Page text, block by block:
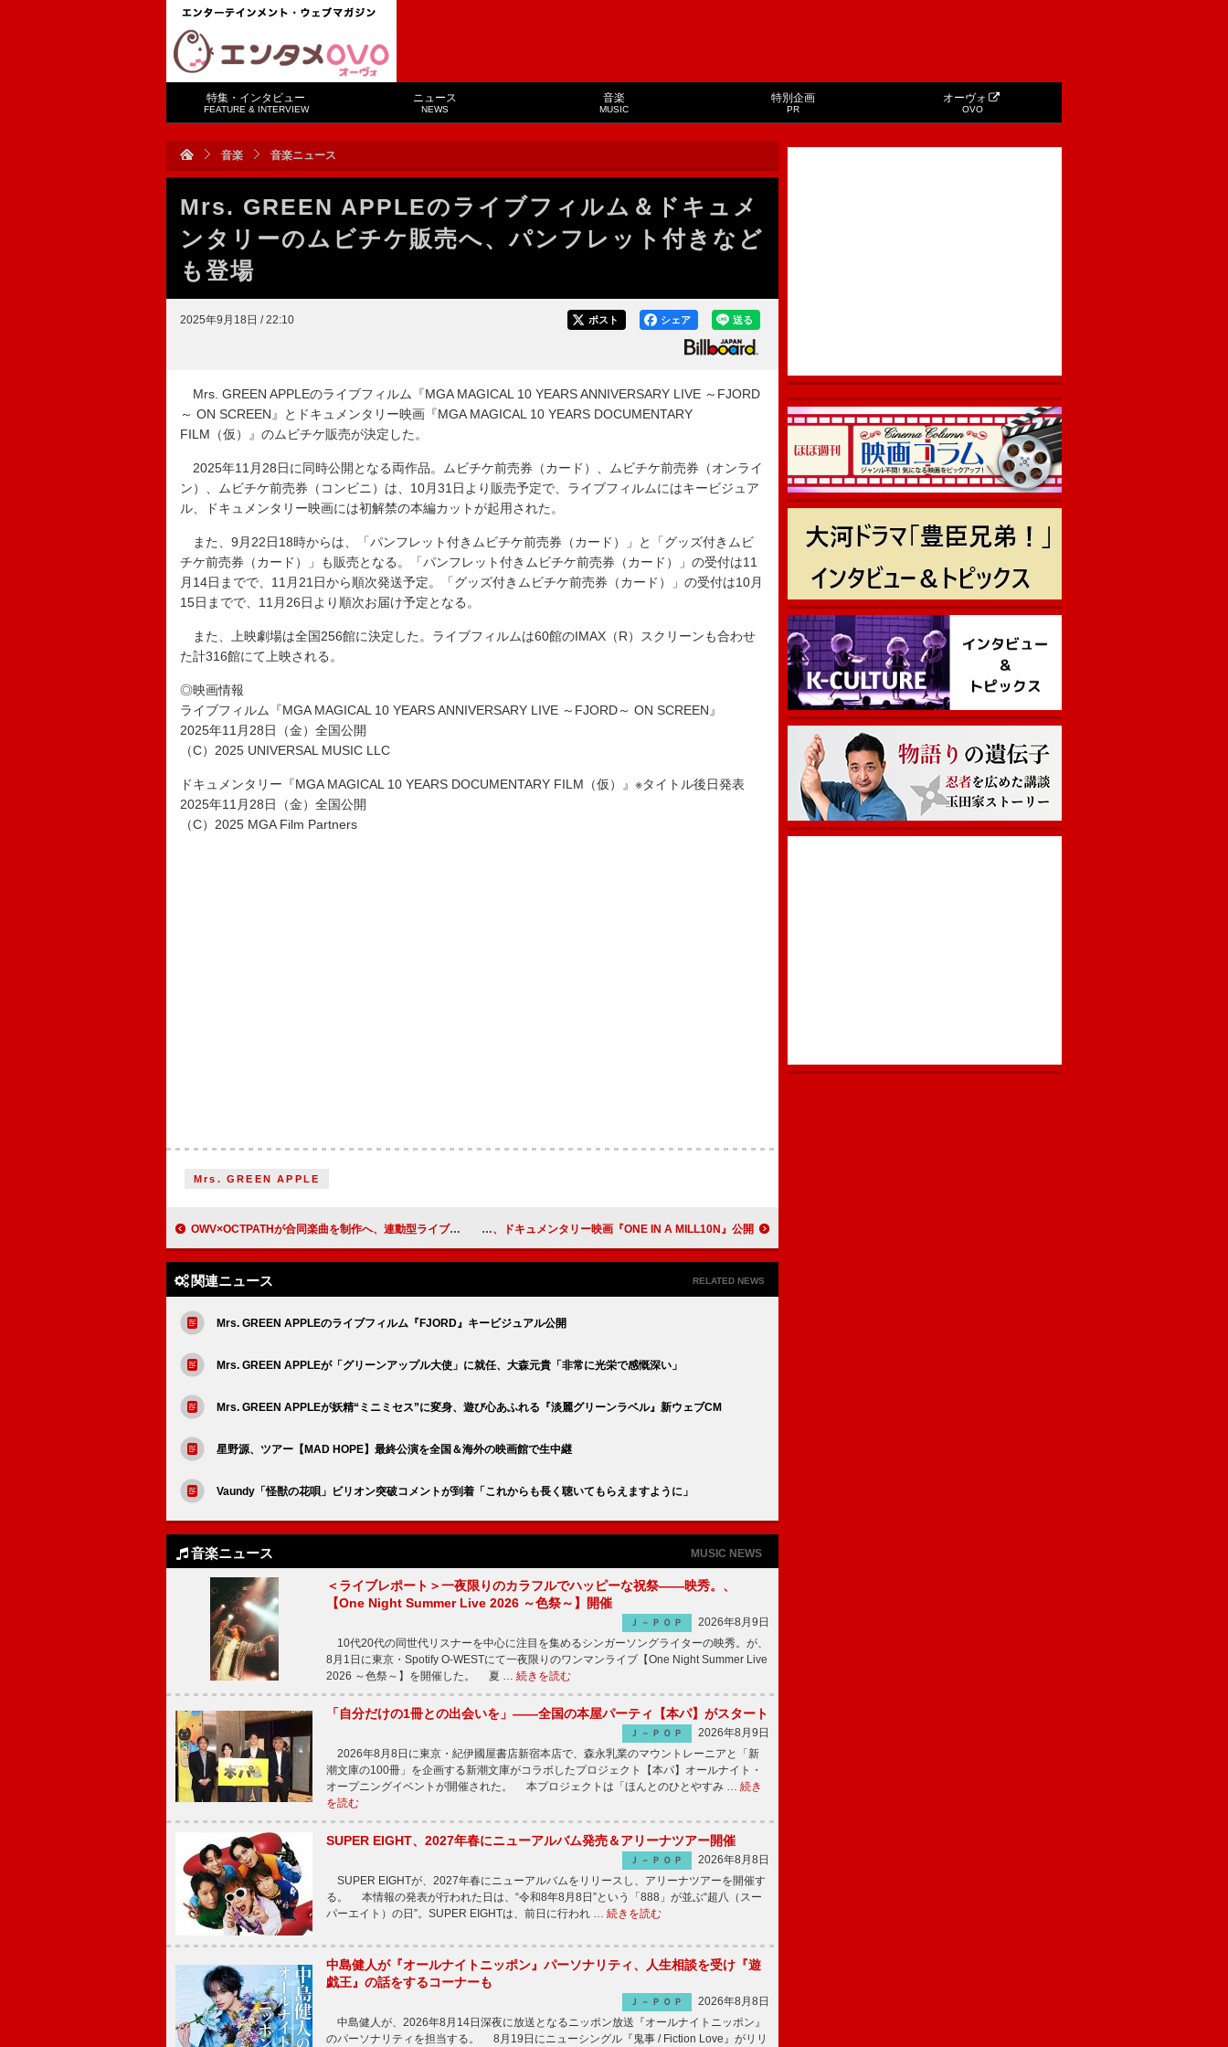
特集・インタビュー
FEATURE & INTERVIEW
ニュース
NEWS
音楽
MUSIC
特別企画
PR
オーヴォ
OVO
音楽 音楽ニュース
Mrs. GREEN APPLEのライブフィルム＆ドキュメ
ンタリーのムビチケ販売へ、パンフレット付きなど
も登場
2025年9月18日 / 22:10 送る
シェア
ポスト
Mrs. GREEN APPLEのライブフィルム『MGA MAGICAL 10 YEARS ANNIVERSARY LIVE ～FJORD
～ ON SCREEN』とドキュメンタリー映画『MGA MAGICAL 10 YEARS DOCUMENTARY
FILM（仮）』のムビチケ販売が決定した。
2025年11月28日に同時公開となる両作品。ムビチケ前売券（カード）、ムビチケ前売券（オンライ
ン）、ムビチケ前売券（コンビニ）は、10月31日より販売予定で、ライブフィルムにはキービジュア
ル、ドキュメンタリー映画には初解禁の本編カットが起用された。
また、9月22日18時からは、「パンフレット付きムビチケ前売券（カード）」と「グッズ付きムビ
チケ前売券（カード）」も販売となる。「パンフレット付きムビチケ前売券（カード）」の受付は11
月14日までで、11月21日から順次発送予定。「グッズ付きムビチケ前売券（カード）」の受付は10月
15日までで、11月26日より順次お届け予定となる。
また、上映劇場は全国256館に決定した。ライブフィルムは60館のIMAX（R）スクリーンも合わせ
た計316館にて上映される。
◎映画情報
ライブフィルム『MGA MAGICAL 10 YEARS ANNIVERSARY LIVE ～FJORD～ ON SCREEN』
2025年11月28日（金）全国公開
（C）2025 UNIVERSAL MUSIC LLC
ドキュメンタリー『MGA MAGICAL 10 YEARS DOCUMENTARY FILM（仮）』※タイトル後日発表
2025年11月28日（金）全国公開
（C）2025 MGA Film Partners
Mrs. GREEN APPLE
OWV×OCTPATHが合同楽曲を制作へ、連動型ライブへ向け毎週生配信 TWICEのデビュー10周年記念、ドキュメンタリー映画『ONE IN A MILL10N』公開
関連ニュース RELATED NEWS
Mrs. GREEN APPLEのライブフィルム『FJORD』キービジュアル公開
Mrs. GREEN APPLEが「グリーンアップル大使」に就任、大森元貴「非常に光栄で感慨深い」
Mrs. GREEN APPLEが妖精“ミニミセス”に変身、遊び心あふれる『淡麗グリーンラベル』新ウェブCM
星野源、ツアー【MAD HOPE】最終公演を全国＆海外の映画館で生中継
Vaundy「怪獣の花唄」ビリオン突破コメントが到着「これからも長く聴いてもらえますように」
音楽ニュース MUSIC NEWS
＜ライブレポート＞一夜限りのカラフルでハッピーな祝祭――映秀。、
【One Night Summer Live 2026 ～色祭～】開催
Ｊ－ＰＯＰ
2026年8月9日
10代20代の同世代リスナーを中心に注目を集めるシンガーソングライターの映秀。が、
8月1日に東京・Spotify O-WESTにて一夜限りのワンマンライブ【One Night Summer Live
2026 ～色祭～】を開催した。 夏 … 続きを読む
「自分だけの1冊との出会いを」――全国の本屋パーティ【本パ】がスタート
Ｊ－ＰＯＰ
2026年8月9日
2026年8月8日に東京・紀伊國屋書店新宿本店で、森永乳業のマウントレーニアと「新
潮文庫の100冊」を企画する新潮文庫がコラボしたプロジェクト【本パ】オールナイト・
オープニングイベントが開催された。 本プロジェクトは「ほんとのひとやすみ … 続き
を読む
SUPER EIGHT、2027年春にニューアルバム発売＆アリーナツアー開催
Ｊ－ＰＯＰ
2026年8月8日
SUPER EIGHTが、2027年春にニューアルバムをリリースし、アリーナツアーを開催す
る。 本情報の発表が行われた日は、“令和8年8月8日”という「888」が並ぶ“超八（スー
パーエイト）の日”。SUPER EIGHTは、前日に行われ … 続きを読む
中島健人が『オールナイトニッポン』パーソナリティ、人生相談を受け『遊
戯王』の話をするコーナーも
Ｊ－ＰＯＰ
2026年8月8日
中島健人が、2026年8月14日深夜に放送となるニッポン放送『オールナイトニッポン』
のパーソナリティを担当する。 8月19日にニューシングル『鬼事 / Fiction Love』がリリ